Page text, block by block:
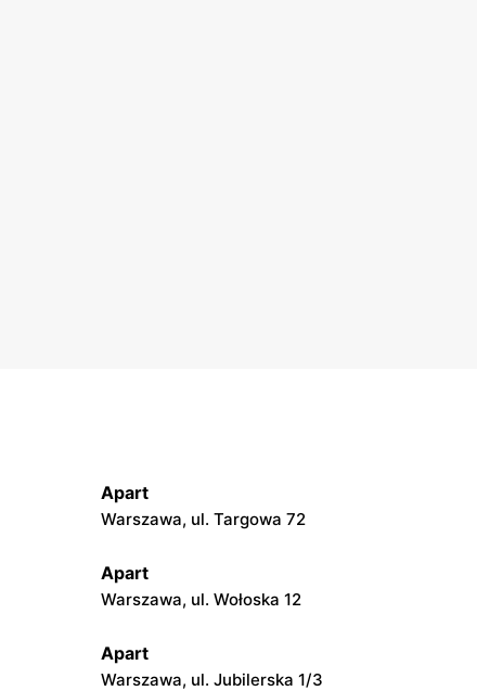
Apart
Warszawa, ul. Targowa 72
Apart
Warszawa, ul. Wołoska 12
Apart
Warszawa, ul. Jubilerska 1/3